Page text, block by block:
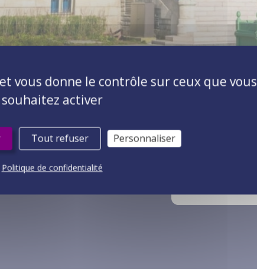
expertises
vous donne le contrôle sur ceux que vous
souhaitez activer
Tout refuser Personnaliser
Politique de confidentialité